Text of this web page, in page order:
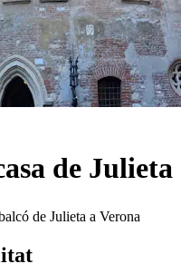
de Julieta
de Julieta a Verona